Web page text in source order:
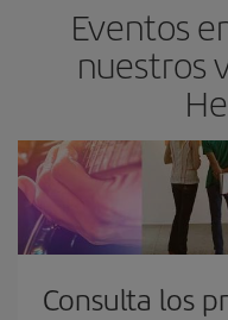
Eventos
nuestros
Consulta los